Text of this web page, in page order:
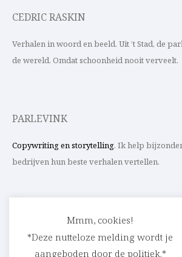
CEDRIC RASKIN
Verhalen in woord en beeld. Uit ’t Stad, de
de wereld. Omdat schoonheid nooit verveelt.
PARLEVINK
Copywriting en storytelling. Ik help
bedrijven hun beste verhalen vertellen.
Schrijf ik straks mee aan jouw verhaal? Met
Mmm, cookies!
*Deze nutteloze melding wordt je